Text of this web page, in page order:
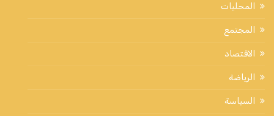
المحليات
المجتمع
الاقتصاد
الرياضة
السياسة